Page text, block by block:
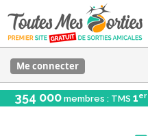
Me connecter
354 000 membres : TMS 1er